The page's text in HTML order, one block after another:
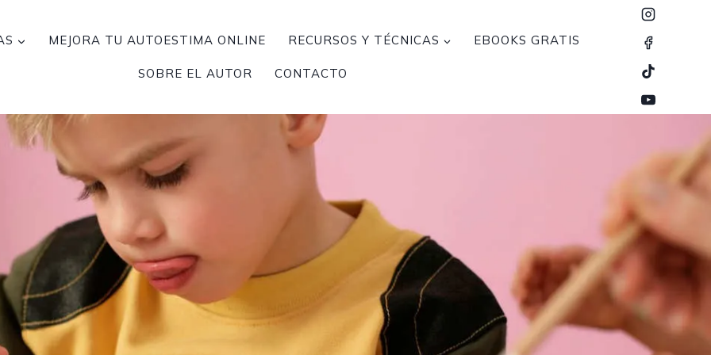
MEJORA TU AUTOESTIMA ONLINE RECURSOS Y TÉCNICAS EBOOKS GRATIS
SOBRE EL AUTOR CONTACTO